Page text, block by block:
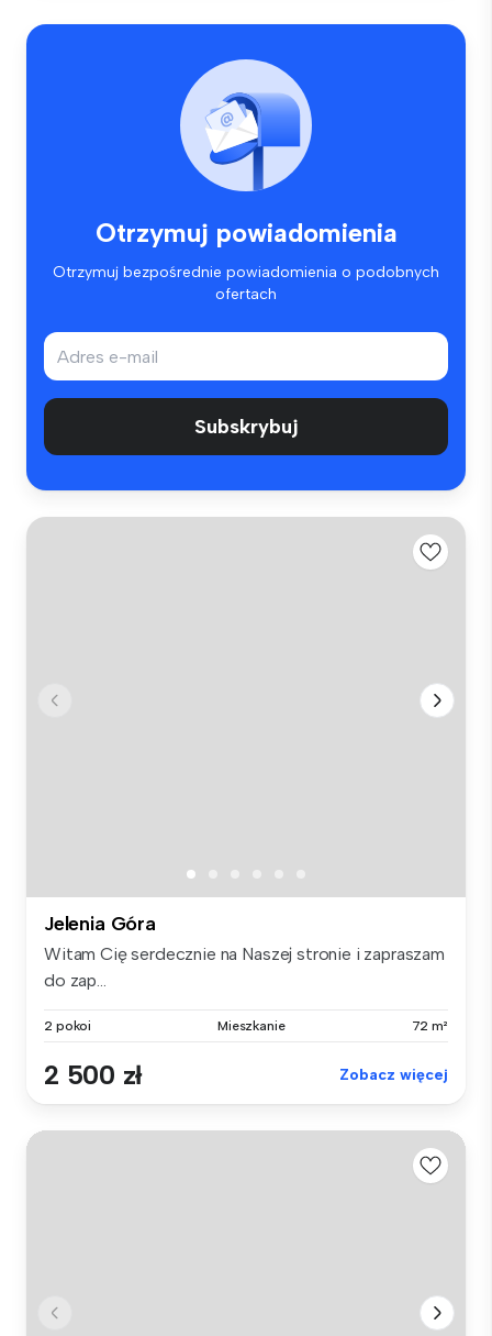
Otrzymuj powiadomienia
Otrzymuj bezpośrednie powiadomienia o podobnych
ofertach
Subskrybuj
Jelenia Góra
Witam Cię serdecznie na Naszej stronie i zapraszam
do zap...
2 pokoi Mieszkanie 72 m²
2 500 zł Zobacz więcej